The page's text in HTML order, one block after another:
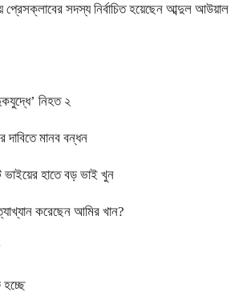
প্রেসক্লাবের সদস্য নির্বাচিত হয়েছেন আব্দুল আউয়াল
নিহত ২
দাবিতে মানব বন্ধন
ভাইয়ের হাতে বড় ভাই খুন
করেছেন আমির খান?
হচ্ছে